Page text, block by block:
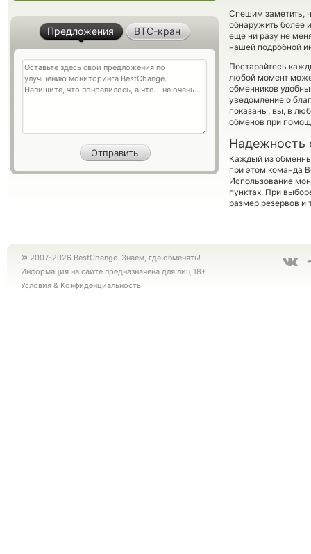
Спешим заметить,
обнаружить более
еще ни разу не
нашей подробной
Постарайтесь
любой момент
обменников
уведомление о
показаны, вы, в
обменов при
Надежность
Каждый из
при этом команда
Использование
пунктах. При
размер резервов и
Предложения BTC-кран
© 2007-2026 BestChange. Знаем, где обменять!
Информация на сайте предназначена для лиц 18+
Условия & Конфиденциальность